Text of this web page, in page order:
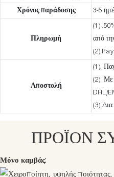
Χρόνος παράδοσης
3-5
Πληρωμή
(1)
από
Αποστολή
(1).
(2). Με
DHL/
ΠΡΟΪΟΝ
Μόνο καμβάς: